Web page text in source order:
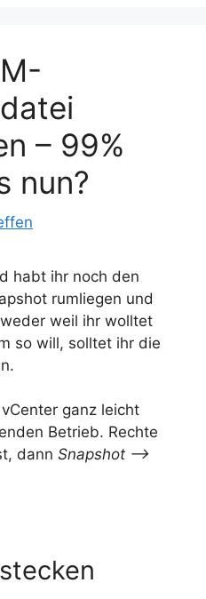
– 99%
nun?
habt ihr noch den
rumliegen und
weil ihr wolltet
so will, solltet ihr die
ganz leicht
Betrieb. Rechte
dann Snapshot –>